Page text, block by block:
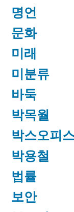
명언
문화
미래
미분류
바둑
박목월
박스오피
박용철
법률
보안